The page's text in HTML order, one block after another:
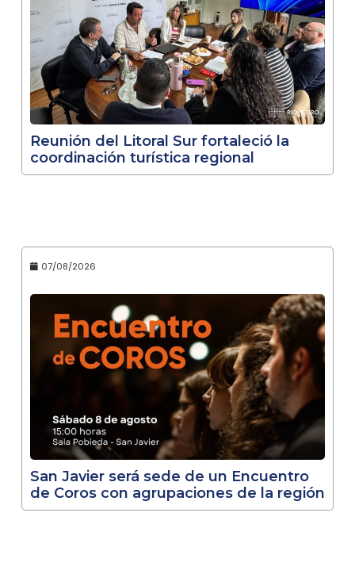
Reunión del Litoral Sur fortaleció la
coordinación turística regional
07/08/2026
San Javier será sede de un Encuentro
de Coros con agrupaciones de la región